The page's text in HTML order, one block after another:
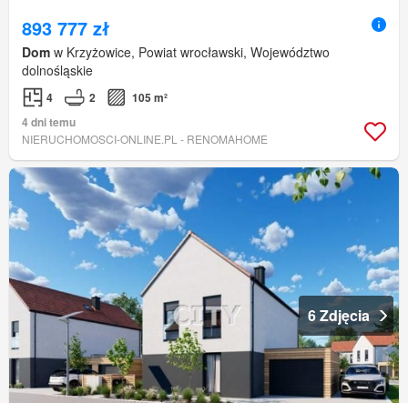
893 777 zł
Dom w Krzyżowice, Powiat wrocławski, Województwo
dolnośląskie
4 2
105 m²
4 dni temu
NIERUCHOMOSCI-ONLINE.PL - RENOMAHOME
6 Zdjęcia